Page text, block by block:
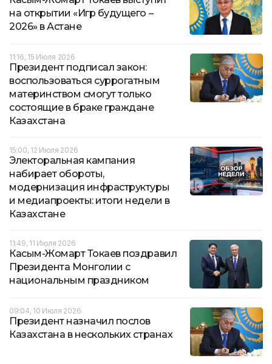
на открытии «Игр будущего –
2026» в Астане
11:16, 15 Июля 2026
Президент подписал закон:
воспользоваться суррогатным
материнством смогут только
состоящие в браке граждане
Казахстана
15:00, 12 Июля 2026
Электоральная кампания
набирает обороты,
модернизация инфраструктуры
и медиапроекты: итоги недели в
Казахстане
11:49, 11 Июля 2026
Касым-Жомарт Токаев поздравил
Президента Монголии с
национальным праздником
09:04, 10 Июля 2026
Президент назначил послов
Казахстана в нескольких странах